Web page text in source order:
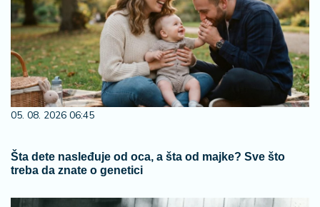
05. 08. 2026 06:45
Šta dete nasleđuje od oca, a šta od majke? Sve što
treba da znate o genetici